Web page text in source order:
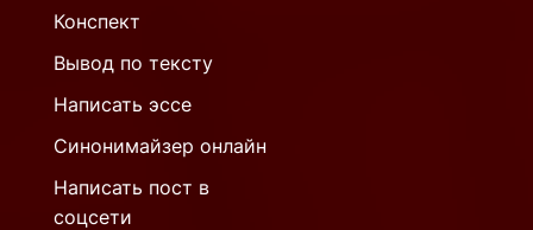
Конспект
Вывод по тексту
Написать эссе
Синонимайзер онлайн
Написать пост в
соцсети